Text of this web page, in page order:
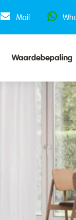
Mail
Waardebepaling